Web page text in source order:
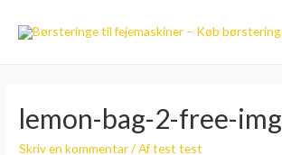
lemon-bag-2-free-img
Skriv en kommentar/ Aftest test